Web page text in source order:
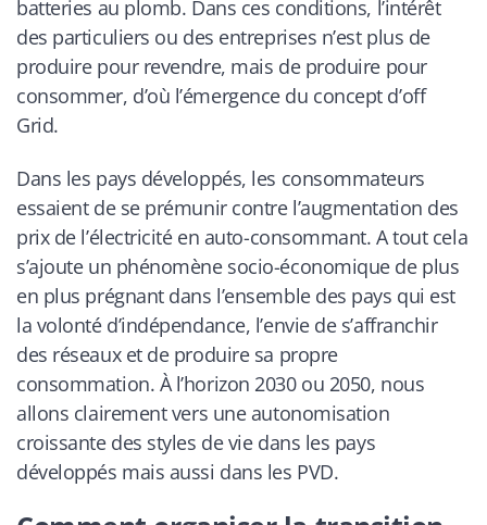
batteries au plomb. Dans ces conditions, l’intérêt
des particuliers ou des entreprises n’est plus de
produire pour revendre, mais de produire pour
consommer, d’où l’émergence du concept d’off
Grid.
Dans les pays développés, les consommateurs
essaient de se prémunir contre l’augmentation des
prix de l’électricité en auto-consommant. A tout cela
s’ajoute un phénomène socio-économique de plus
en plus prégnant dans l’ensemble des pays qui est
la volonté d’indépendance, l’envie de s’affranchir
des réseaux et de produire sa propre
consommation. À l’horizon 2030 ou 2050, nous
allons clairement vers une autonomisation
croissante des styles de vie dans les pays
développés mais aussi dans les PVD.